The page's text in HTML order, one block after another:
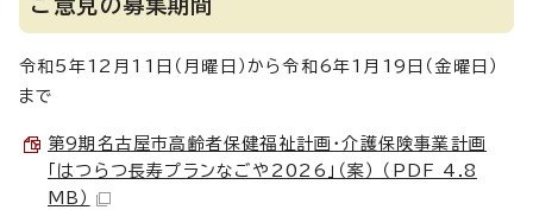
ご意見の募集期間
令和5年12月11日（月曜日）から令和6年1月19日（金曜日）
まで
第9期名古屋市高齢者保健福祉計画・介護保険事業計画
「はつらつ長寿プランなごや2026」（案） （PDF 4.8
MB）